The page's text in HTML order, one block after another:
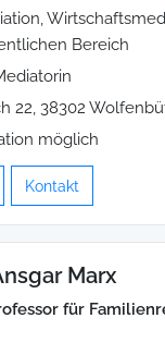
Bereich
22, 38302
möglich
Kontakt
Marx
für